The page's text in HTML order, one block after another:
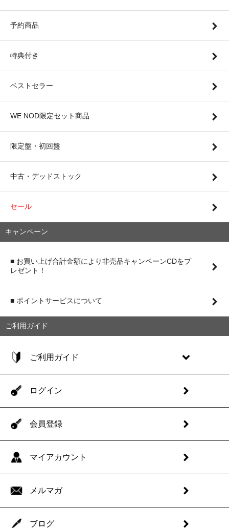
予約商品
特典付き
ベストセラー
WE NOD限定セット商品
限定盤・初回盤
中古・デッドストック
セール
キャンペーン
■ お買い上げ合計金額により非売品キャンペーンCDをプ
レゼント！
■ ポイントサービスについて
ご利用ガイド
ご利用ガイド
ログイン
会員登録
マイアカウント
メルマガ
ブログ